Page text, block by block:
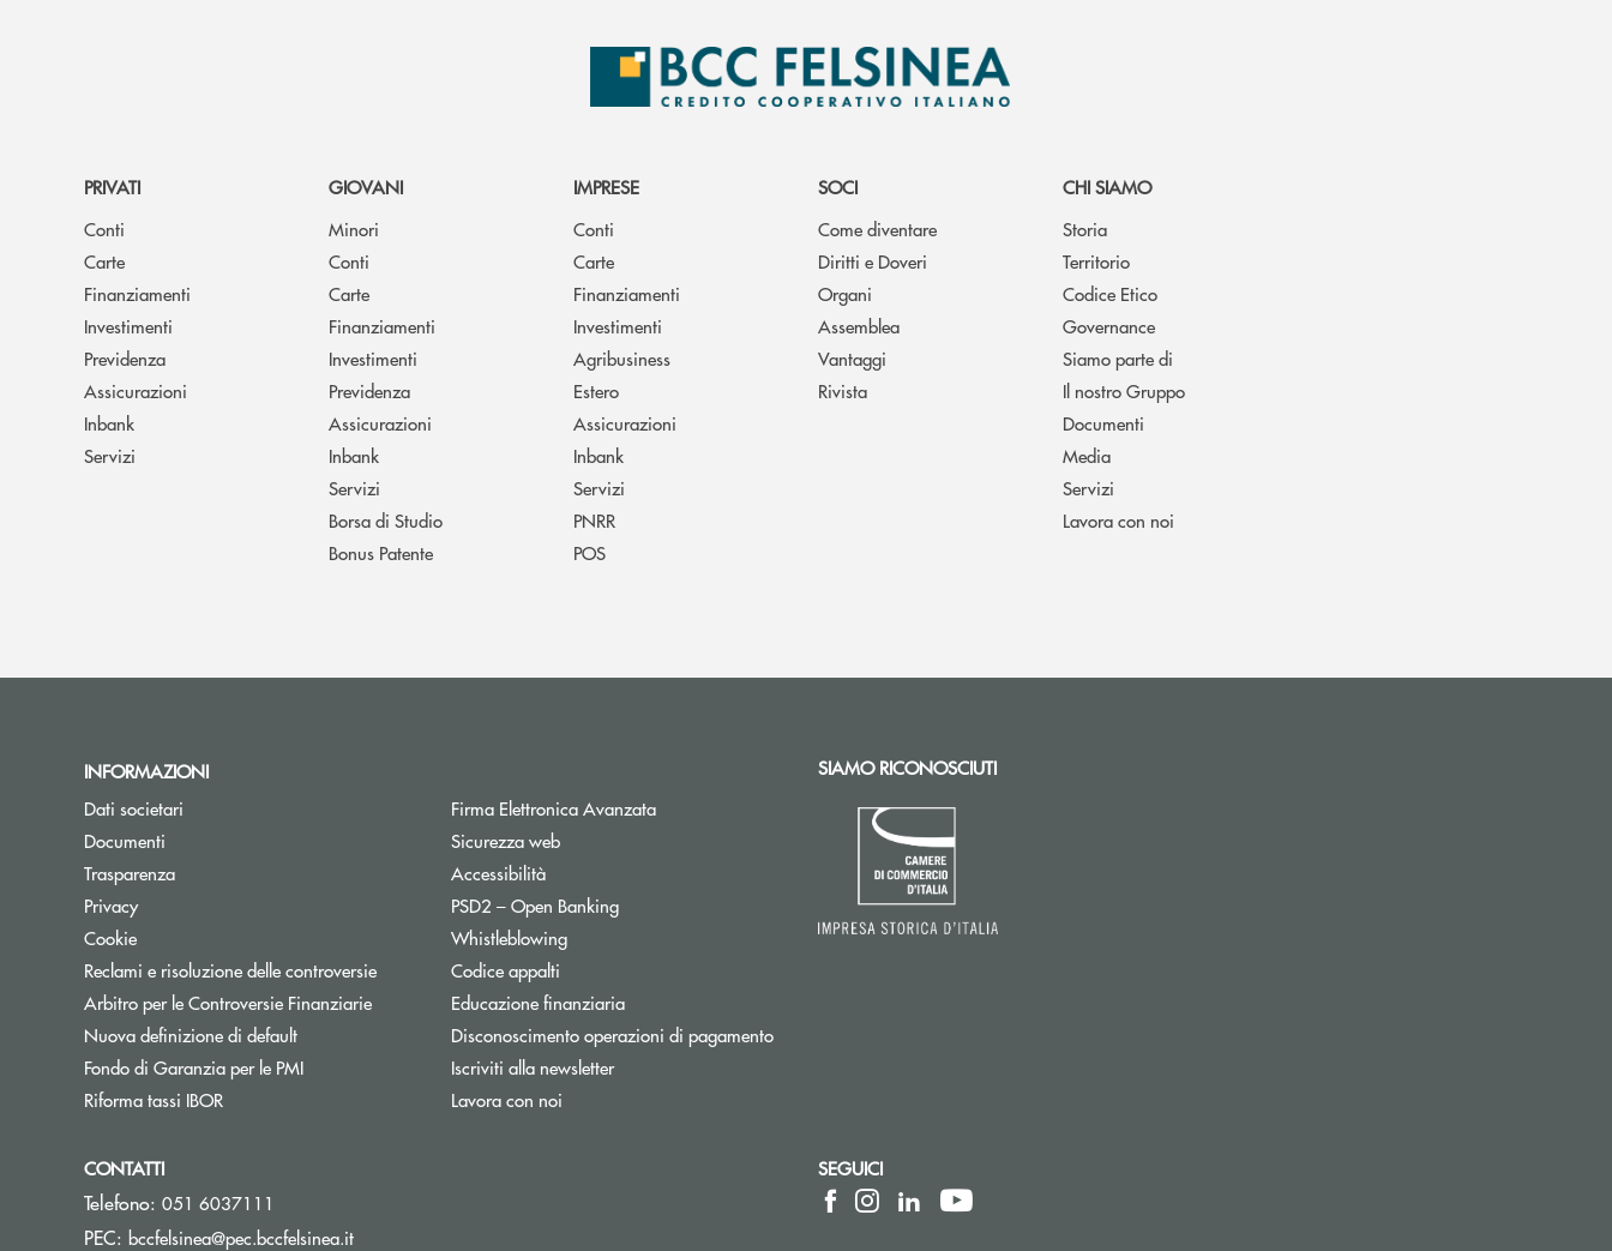
PRIVATI
Conti
Carte
Finanziamenti
Investimenti
Previdenza
Assicurazioni
Inbank
Servizi
GIOVANI
Minori
Conti
Carte
Finanziamenti
Investimenti
Previdenza
Assicurazioni
Inbank
Servizi
Borsa di Studio
Bonus Patente
IMPRESE
Conti
Carte
Finanziamenti
Investimenti
Agribusiness
Estero
Assicurazioni
Inbank
Servizi
PNRR
POS
SOCI
Come diventare
Diritti e Doveri
Organi
Assemblea
Vantaggi
Rivista
CHI SIAMO
Storia
Territorio
Codice Etico
Governance
Siamo parte di
Il nostro Gruppo
Documenti
Media
Servizi
Lavora con noi
INFORMAZIONI
Dati societari
Documenti
Trasparenza
PrivacyApre una nuova finestra
CookieApre una nuova finestra
Reclami e risoluzione delle controversieApre una nuova finestra
Arbitro per le Controversie FinanziarieApre una nuova finestra
Nuova definizione di default
Fondo di Garanzia per le PMIApre una nuova finestra
Riforma tassi IBORApre una nuova finestra
Firma Elettronica AvanzataApre una nuova finestra
Sicurezza web
Accessibilità
PSD2 – Open BankingApre una nuova finestra
Whistleblowing
Codice appalti
Educazione finanziaria
Disconoscimento operazioni di pagamento
Iscriviti alla newsletterApre una nuova finestra
Lavora con noi
SIAMO RICONOSCIUTI
CONTATTI
Telefono: 051 6037111
PEC: bccfelsinea@pec.bccfelsinea.it(si apre l’app di posta elettronica)
SEGUICI